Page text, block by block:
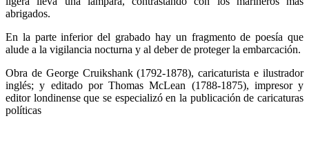
abrigados.
En la parte inferior del grabado hay un fragmento de poesía que
alude a la vigilancia nocturna y al deber de proteger la embarcación.
Obra de George Cruikshank (1792-1878), caricaturista e ilustrador
inglés; y editado por Thomas McLean (1788-1875), impresor y
editor londinense que se especializó en la publicación de caricaturas
políticas